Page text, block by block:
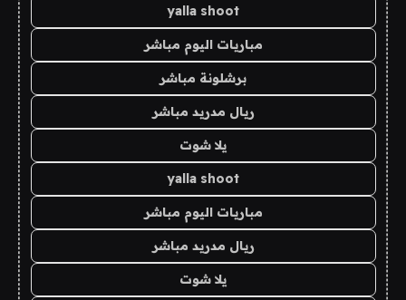
yalla shoot
مباريات اليوم مباشر
برشلونة مباشر
ريال مدريد مباشر
يلا شوت
yalla shoot
مباريات اليوم مباشر
ريال مدريد مباشر
يلا شوت